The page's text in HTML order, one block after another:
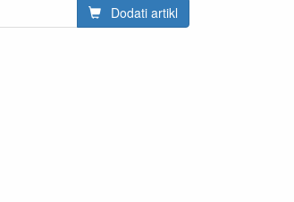
Dodati artikl